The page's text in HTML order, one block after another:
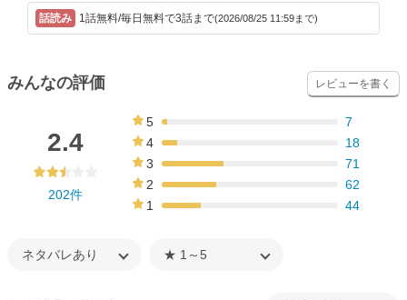
1話無料/毎日無料で3話まで(2026/08/25 11:59まで)
みんなの評価 レビューを書く
2.4
202件
5
7
4
18
3
71
2
62
1
44